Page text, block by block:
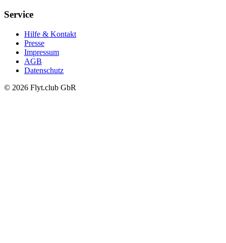
Service
Hilfe & Kontakt
Presse
Impressum
AGB
Datenschutz
© 2026 Flyt.club GbR